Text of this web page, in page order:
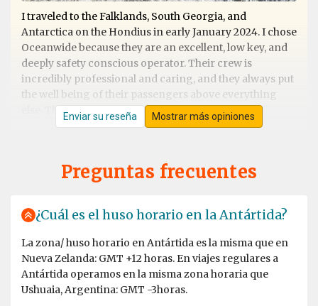
I traveled to the Falklands, South Georgia, and
Antarctica on the Hondius in early January 2024. I chose
Oceanwide because they are an excellent, low key, and
deeply safety conscious operator. Their crew is
incredibly professional and caring, and they always put
the well being of their passengers above everything
else. The wildlife and landscapes one sees on this
itinerary are incredible. I saw seven penguin species,
Humpback whales and numerous species of other
the planet and I want to see more of it in a different
Enviar su reseña Mostrar más opiniones
Preguntas frecuentes
¿Cuál es el huso horario en la Antártida?
La zona/ huso horario en Antártida es la misma que en
Nueva Zelanda: GMT +12 horas. En viajes regulares a
Antártida operamos en la misma zona horaria que
Ushuaia, Argentina: GMT -3horas.